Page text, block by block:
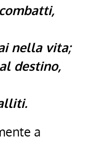
nella vita;
destino,
a